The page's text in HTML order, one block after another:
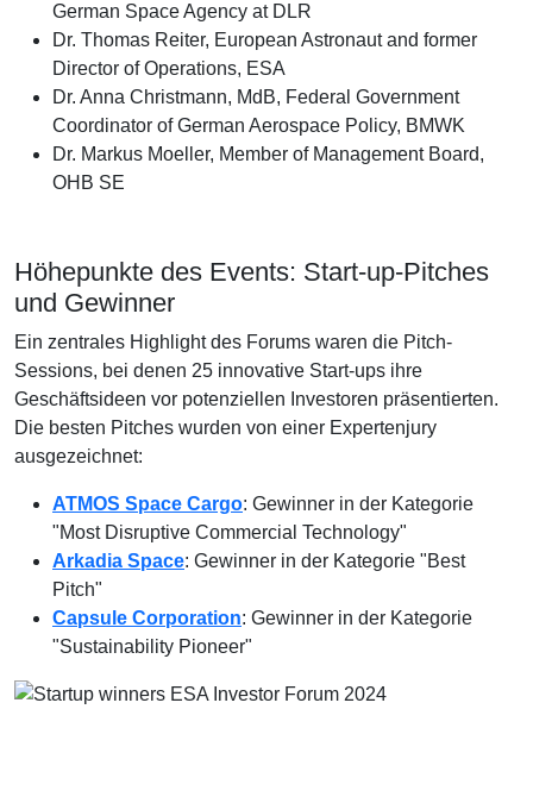
German Space Agency at DLR
Dr. Thomas Reiter, European Astronaut and former
Director of Operations, ESA
Dr. Anna Christmann, MdB, Federal Government
Coordinator of German Aerospace Policy, BMWK
Dr. Markus Moeller, Member of Management Board,
OHB SE
Höhepunkte des Events: Start-up-Pitches
und Gewinner
Ein zentrales Highlight des Forums waren die Pitch-
Sessions, bei denen 25 innovative Start-ups ihre
Geschäftsideen vor potenziellen Investoren präsentierten.
Die besten Pitches wurden von einer Expertenjury
ausgezeichnet:
ATMOS Space Cargo: Gewinner in der Kategorie
"Most Disruptive Commercial Technology"
Arkadia Space: Gewinner in der Kategorie "Best
Pitch"
Capsule Corporation: Gewinner in der Kategorie
"Sustainability Pioneer"